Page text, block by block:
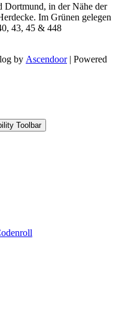
Dortmund, in der Nähe der
Im Grünen gelegen
43, 45 & 448
by Ascendoor| Powered
Toolbar